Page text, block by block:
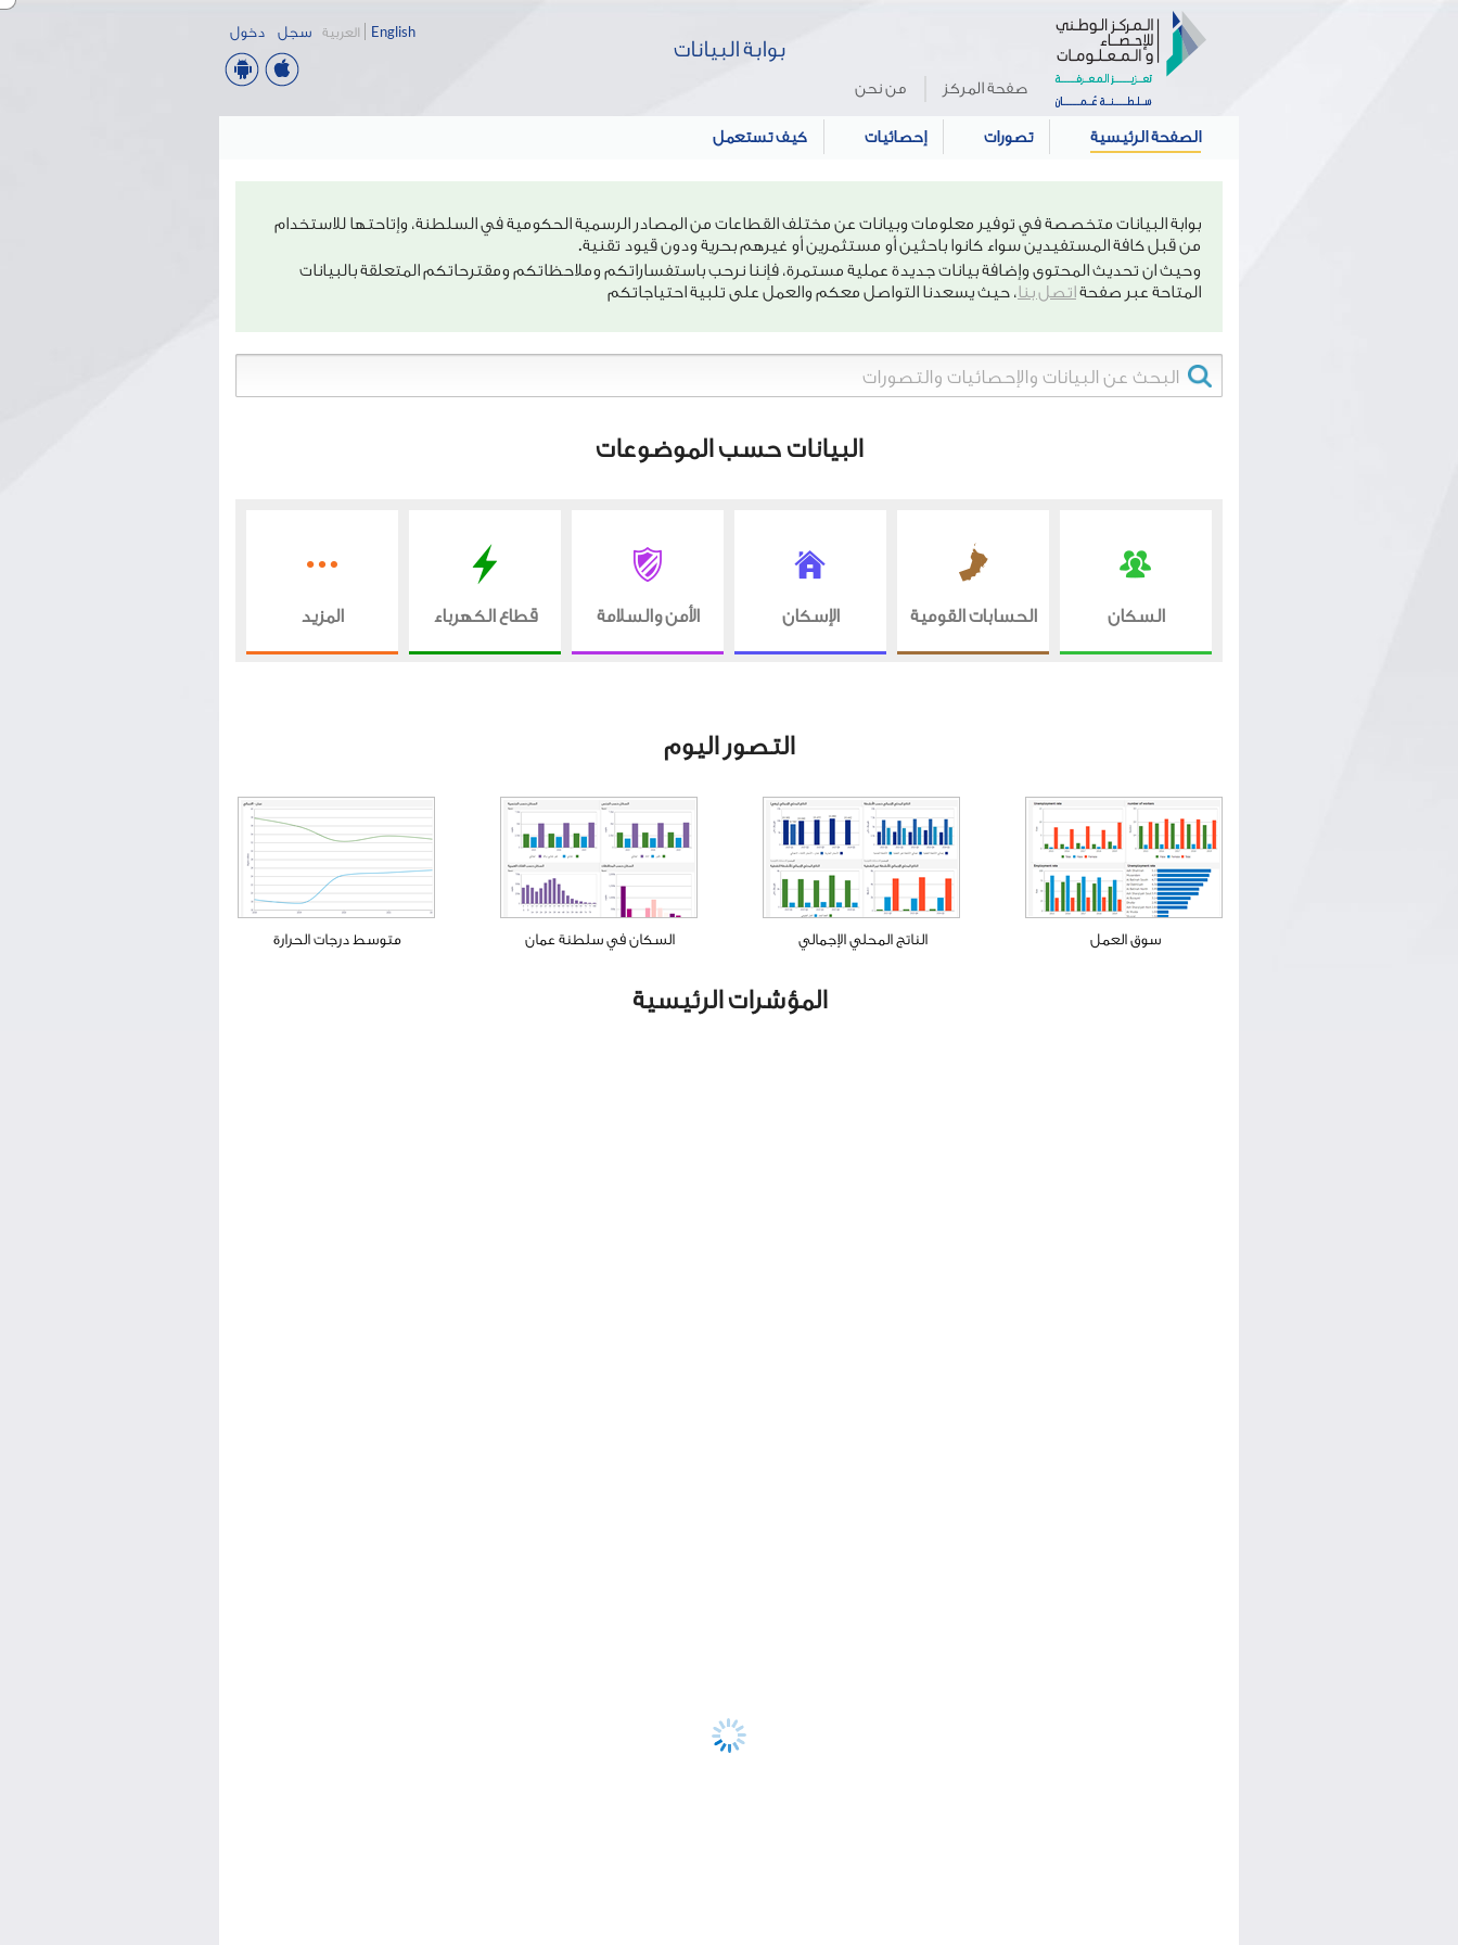
بوابة البيانات
صفحة المركز من نحن
سجل دخول English العربية
الصفحة الرئيسية تصورات إحصائيات كيف تستعمل
بوابة البيانات متخصصة في توفير معلومات وبيانات عن مختلف القطاعات من المصادر الرسمية الحكومية في السلطنة، وإتاحتها للاستخدام
من قبل كافة المستفيدين سواء كانوا باحثين أو مستثمرين أو غيرهم بحرية ودون قيود تقنية.
وحيث ان تحديث المحتوى وإضافة بيانات جديدة عملية مستمرة، فإننا نرحب باستفساراتكم وملاحظاتكم ومقترحاتكم المتعلقة بالبيانات
المتاحة عبر صفحةاتصل بنا، حيث يسعدنا التواصل معكم والعمل على تلبية احتياجاتكم
البيانات حسب الموضوعات
السكان الحسابات القومية الإسكان الأمن والسلامة قطاع الكهرباء المزيد
التصور اليوم
سوق العمل الناتج المحلي الإجمالي السكان في سلطنة عمان متوسط درجات الحرارة
المؤشرات الرئيسية